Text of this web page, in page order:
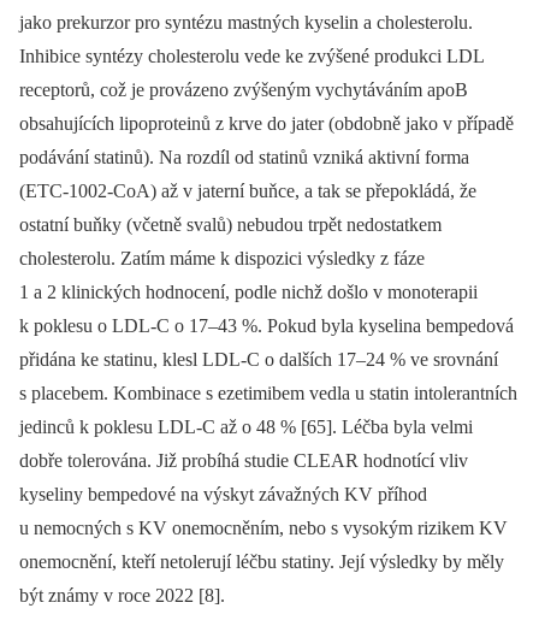
jako prekurzor pro syntézu mastných kyselin a cholesterolu.
Inhibice syntézy cholesterolu vede ke zvýšené produkci LDL
receptorů, což je provázeno zvýšeným vychytáváním apoB
obsahujících lipoproteinů z krve do jater (obdobně jako v případě
podávání statinů). Na rozdíl od statinů vzniká aktivní forma
(ETC-1002-CoA) až v jaterní buňce, a tak se přepokládá, že
ostatní buňky (včetně svalů) nebudou trpět nedostatkem
cholesterolu. Zatím máme k dispozici výsledky z fáze
1 a 2 klinických hodnocení, podle nichž došlo v monoterapii
k poklesu o LDL-C o 17–43 %. Pokud byla kyselina bempedová
přidána ke statinu, klesl LDL-C o dalších 17–24 % ve srovnání
s placebem. Kombinace s ezetimibem vedla u statin intolerantních
jedinců k poklesu LDL-C až o 48 % [65]. Léčba byla velmi
dobře tolerována. Již probíhá studie CLEAR hodnotící vliv
kyseliny bempedové na výskyt závažných KV příhod
u nemocných s KV onemocněním, nebo s vysokým rizikem KV
onemocnění, kteří netolerují léčbu statiny. Její výsledky by měly
být známy v roce 2022 [8].